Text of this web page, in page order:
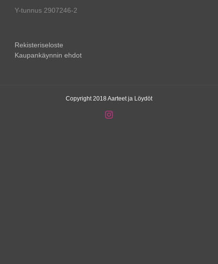
Y-tunnus 2907246-2
Rekisteriseloste
Kaupankäynnin ehdot
Copyright 2018 Aarteet ja Löydöt
Instagram